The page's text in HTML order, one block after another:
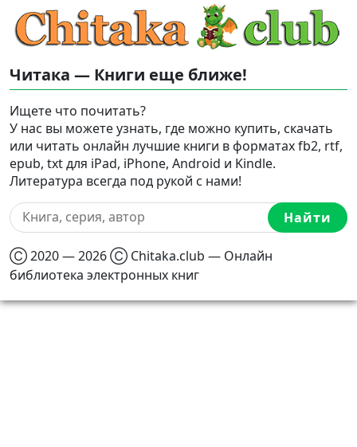
Читака — Книги еще ближе!
Ищете что почитать?
У нас вы можете узнать, где можно купить, скачать
или читать онлайн лучшие книги в форматах fb2, rtf,
epub, txt для iPad, iPhone, Android и Kindle.
Литература всегда под рукой с нами!
Найти
Ⓒ 2020 — 2026 Ⓒ Chitaka.club — Онлайн
библиотека электронных книг